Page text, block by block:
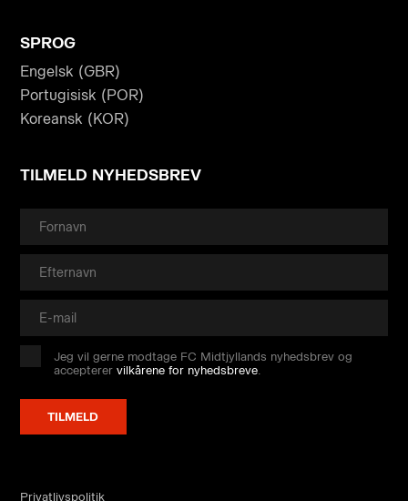
SPROG
Engelsk (GBR)
Portugisisk (POR)
Koreansk (KOR)
TILMELD NYHEDSBREV
Jeg vil gerne modtage FC Midtjyllands nyhedsbrev og
accepterervilkårene for nyhedsbreve
Privatlivspolitik